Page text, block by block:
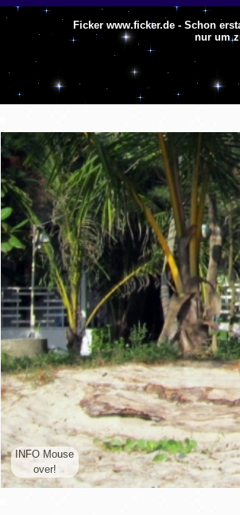
Ficker www.ficker.de - Schon
nur um